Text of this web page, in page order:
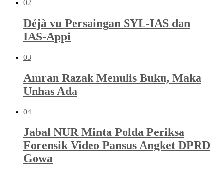
02
Déjà vu Persaingan SYL-IAS dan
IAS-Appi
03
Amran Razak Menulis Buku, Maka
Unhas Ada
04
Jabal NUR Minta Polda Periksa
Forensik Video Pansus Angket DPRD
Gowa